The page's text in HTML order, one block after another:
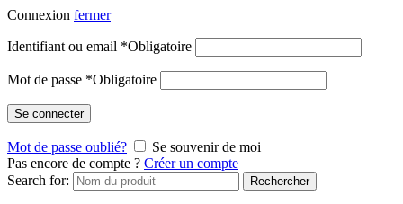
Connexion fermer
Identifiant ou email *Obligatoire
Mot de passe *Obligatoire
Se connecter
Mot de passe oublié?
Se souvenir de moi
Pas encore de compte ? Créer un compte
Search for:
Rechercher